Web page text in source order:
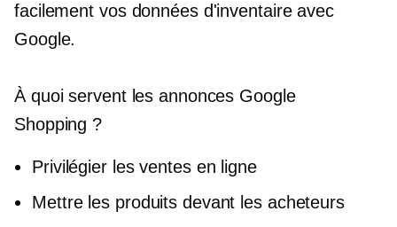
facilement vos données d'inventaire avec
Google.
À quoi servent les annonces Google
Shopping ?
Privilégier les ventes en ligne
Mettre les produits devant les acheteurs